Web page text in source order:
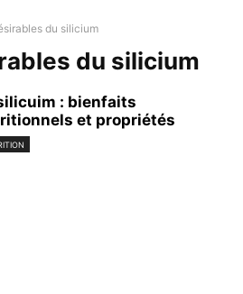
du silicium
du silicium
: bienfaits
et propriétés